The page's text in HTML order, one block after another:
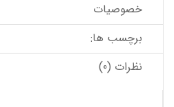
خصوصیات
برچسب ها:
نظرات (0)